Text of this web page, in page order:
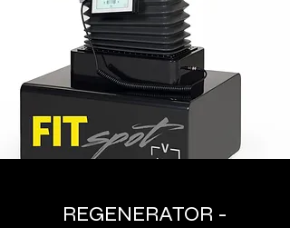
REGENERATOR -